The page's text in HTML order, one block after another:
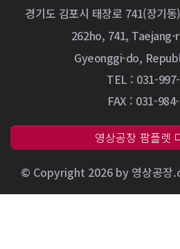
경기도 김포시 태장로 741(장기
262ho, 741, Taejang-
Gyeonggi-do,
TEL : 031-
FAX : 031-
영상공장 팜플렛
© Copyright 2026 by 영상공장